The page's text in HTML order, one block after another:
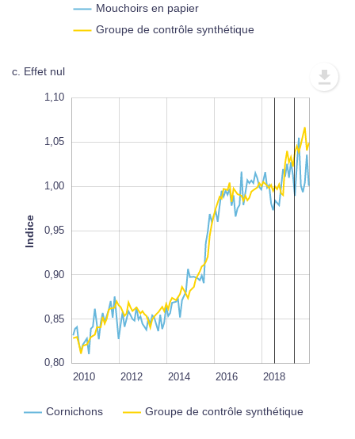
Mouchoirs en papier
Groupe de contrôle synthétique
c. Effet nul
Indice 0,80
1,10
1,05
1,00
0,95
0,90
0,85
0,80
L
2010 2012 2014 2016 2018
2020
2022
Cornichons Groupe de contrôle synthétique